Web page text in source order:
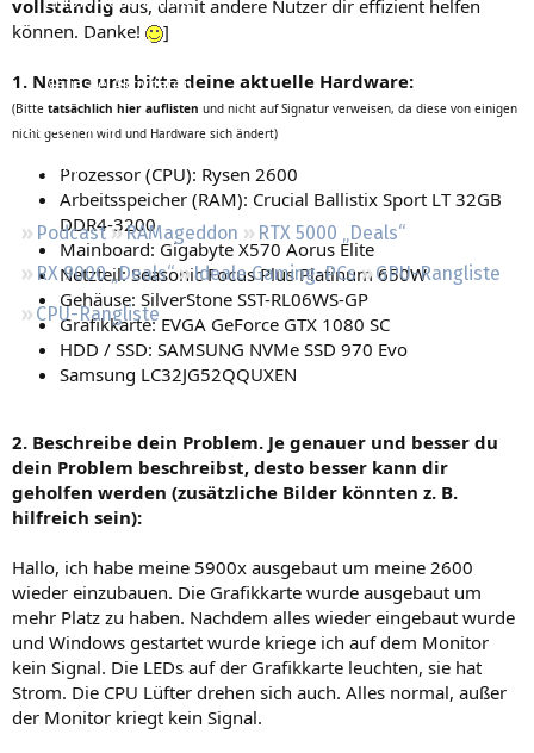
Neue Beiträge
Neueste Aktivitäten
Leserartikel
Regeln
Podcast RAMageddon
RTX 5000 „Deals“
RX 9000 „Deals“
Ideale Gaming-PCs
GPU-Rangliste
CPU-Rangliste
vollständig aus, damit andere Nutzer dir effizient helfen
können. Danke!
]
1. Nenne uns bitte deine aktuelle Hardware:
(Bitte tatsächlich hier auflisten und nicht auf Signatur verweisen, da diese von einigen
nicht gesehen wird und Hardware sich ändert)
Prozessor (CPU): Rysen 2600
Arbeitsspeicher (RAM): Crucial Ballistix Sport LT 32GB
DDR4-3200
Mainboard: Gigabyte X570 Aorus Elite
Netzteil: Seasonic Focus Plus Platinum 650W
Gehäuse: SilverStone SST-RL06WS-GP
Grafikkarte: EVGA GeForce GTX 1080 SC
HDD / SSD: SAMSUNG NVMe SSD 970 Evo
Samsung LC32JG52QQUXEN
2. Beschreibe dein Problem. Je genauer und besser du
dein Problem beschreibst, desto besser kann dir
geholfen werden (zusätzliche Bilder könnten z. B.
hilfreich sein):
Hallo, ich habe meine 5900x ausgebaut um meine 2600
wieder einzubauen. Die Grafikkarte wurde ausgebaut um
mehr Platz zu haben. Nachdem alles wieder eingebaut wurde
und Windows gestartet wurde kriege ich auf dem Monitor
kein Signal. Die LEDs auf der Grafikkarte leuchten, sie hat
Strom. Die CPU Lüfter drehen sich auch. Alles normal, außer
der Monitor kriegt kein Signal.